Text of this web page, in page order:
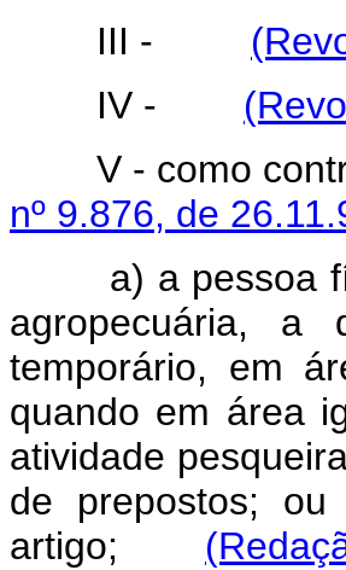
III -
IV -
V - como
nº 9.876, de
a) a pessoa
agropecuária, a
temporário, em
quando em área
atividade
de prepostos;
artigo;